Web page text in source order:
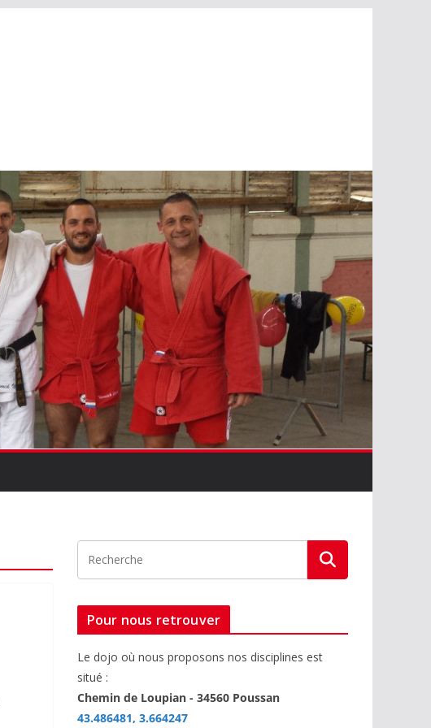
Pour nous retrouver
Le dojo où nous proposons nos disciplines est
situé :
Chemin de Loupian - 34560 Poussan
43.486481, 3.664247